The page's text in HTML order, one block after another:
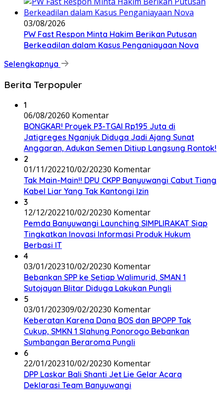
03/08/2026
PW Fast Respon Minta Hakim Berikan Putusan
Berkeadilan dalam Kasus Penganiayaan Nova
Selengkapnya
Berita Terpopuler
1
06/08/20260 Komentar
BONGKAR! Proyek P3-TGAI Rp195 Juta di
Jatigreges Nganjuk Diduga Jadi Ajang Sunat
Anggaran, Adukan Semen Ditiup Langsung Rontok!
2
01/11/202210/02/20230 Komentar
Tak Main-Main!! DPU CKPP Banyuwangi Cabut Tiang
Kabel Liar Yang Tak Kantongi Izin
3
12/12/202210/02/20230 Komentar
Pemda Banyuwangi Launching SIMPLIRAKAT Siap
Tingkatkan Inovasi Informasi Produk Hukum
Berbasi IT
4
03/01/202310/02/20230 Komentar
Bebankan SPP ke Setiap Walimurid, SMAN 1
Sutojayan Blitar Diduga Lakukan Pungli
5
03/01/202309/02/20230 Komentar
Keberatan Karena Dana BOS dan BPOPP Tak
Cukup, SMKN 1 Slahung Ponorogo Bebankan
Sumbangan Beraroma Pungli
6
22/01/202310/02/20230 Komentar
DPP Laskar Bali Shanti Jet Lie Gelar Acara
Deklarasi Team Banyuwangi